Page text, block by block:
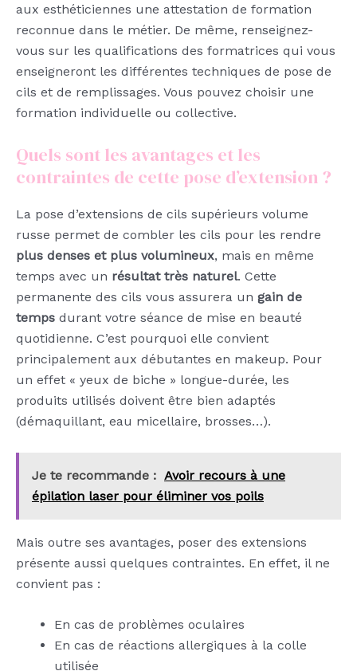
aux esthéticiennes une attestation de formation
reconnue dans le métier. De même, renseignez-
vous sur les qualifications des formatrices qui vous
enseigneront les différentes techniques de pose de
cils et de remplissages. Vous pouvez choisir une
formation individuelle ou collective.
Quels sont les avantages et les
contraintes de cette pose d’extension ?
La pose d’extensions de cils supérieurs volume
russe permet de combler les cils pour les rendre
plus denses et plus volumineux, mais en même
temps avec un résultat très naturel. Cette
permanente des cils vous assurera un gain de
temps durant votre séance de mise en beauté
quotidienne. C’est pourquoi elle convient
principalement aux débutantes en makeup. Pour
un effet « yeux de biche » longue-durée, les
produits utilisés doivent être bien adaptés
(démaquillant, eau micellaire, brosses…).
Je te recommande : Avoir recours à une
épilation laser pour éliminer vos poils
Mais outre ses avantages, poser des extensions
présente aussi quelques contraintes. En effet, il ne
convient pas :
En cas de problèmes oculaires
En cas de réactions allergiques à la colle
utilisée